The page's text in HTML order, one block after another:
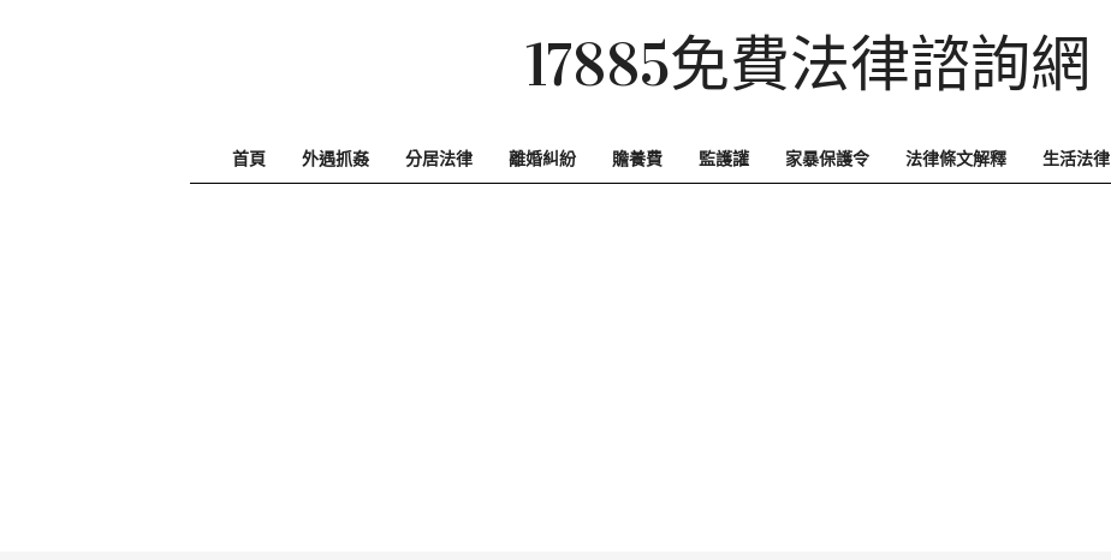
17885免費法律諮詢網
Primary
首頁 外遇抓姦 分居法律 離婚糾紛 贍養費 監護讙 家暴保護令 法律條文解釋 生活法律